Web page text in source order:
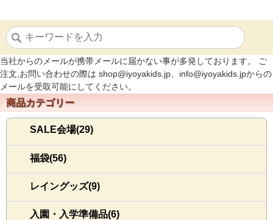
当社からのメールが携帯メールに届かない事が多発しております。 ご
注文,お問い合わせの際は shop@iyoyakids.jp、info@iyoyakids.jpからの
メールを受取可能にしてください。
商品カテゴリー
SALE会場(29)
福袋(56)
レイングッズ(9)
入園・入学準備品(6)